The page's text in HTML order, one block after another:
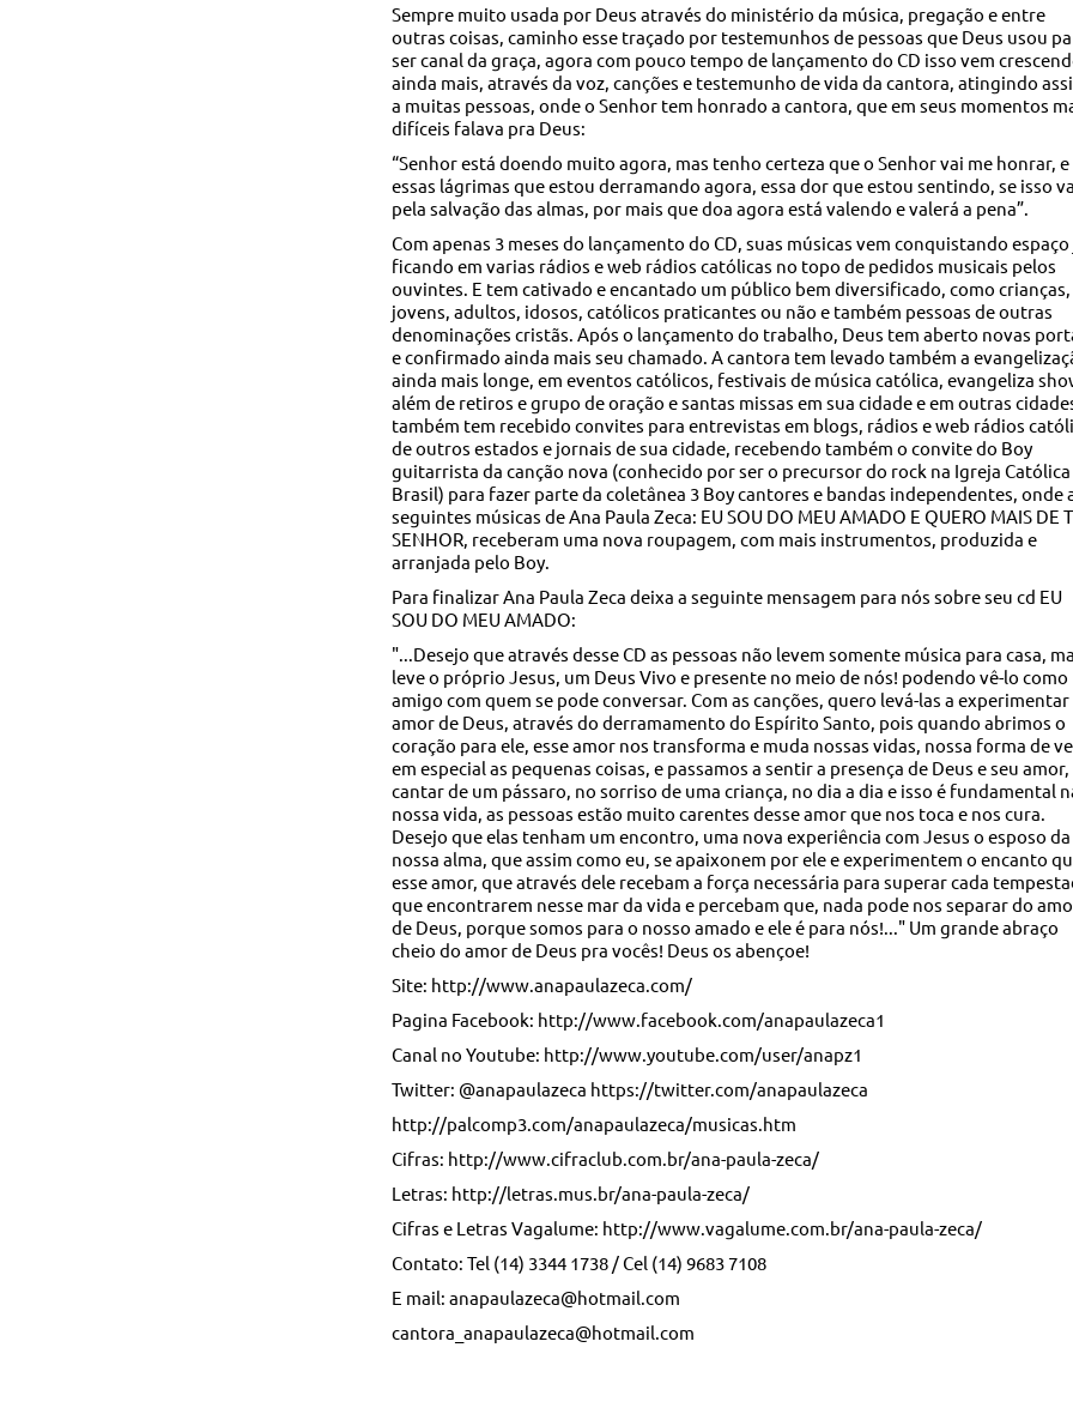
Sempre muito usada por Deus através do ministério da música, pregação e entre
outras coisas, caminho esse traçado por testemunhos de pessoas que Deus usou
ser canal da graça, agora com pouco tempo de lançamento do CD isso vem
ainda mais, através da voz, canções e testemunho de vida da cantora, atingindo
a muitas pessoas, onde o Senhor tem honrado a cantora, que em seus momentos
difíceis falava pra Deus:
“Senhor está doendo muito agora, mas tenho certeza que o Senhor vai me honrar, e
essas lágrimas que estou derramando agora, essa dor que estou sentindo, se isso
pela salvação das almas, por mais que doa agora está valendo e valerá a pena”.
Com apenas 3 meses do lançamento do CD, suas músicas vem conquistando espaço
ficando em varias rádios e web rádios católicas no topo de pedidos musicais pelos
ouvintes. E tem cativado e encantado um público bem diversificado, como crianças,
jovens, adultos, idosos, católicos praticantes ou não e também pessoas de outras
denominações cristãs. Após o lançamento do trabalho, Deus tem aberto novas
e confirmado ainda mais seu chamado. A cantora tem levado também a
ainda mais longe, em eventos católicos, festivais de música católica, evangeliza
além de retiros e grupo de oração e santas missas em sua cidade e em outras
também tem recebido convites para entrevistas em blogs, rádios e web rádios
de outros estados e jornais de sua cidade, recebendo também o convite do Boy
guitarrista da canção nova (conhecido por ser o precursor do rock na Igreja
Brasil) para fazer parte da coletânea 3 Boy cantores e bandas independentes, onde
seguintes músicas de Ana Paula Zeca: EU SOU DO MEU AMADO E QUERO MAIS DE
SENHOR, receberam uma nova roupagem, com mais instrumentos, produzida e
arranjada pelo Boy.
Para finalizar Ana Paula Zeca deixa a seguinte mensagem para nós sobre seu cd EU
SOU DO MEU AMADO:
"...Desejo que através desse CD as pessoas não levem somente música para casa,
leve o próprio Jesus, um Deus Vivo e presente no meio de nós! podendo vê-lo como
amigo com quem se pode conversar. Com as canções, quero levá-las a experimentar
amor de Deus, através do derramamento do Espírito Santo, pois quando abrimos o
coração para ele, esse amor nos transforma e muda nossas vidas, nossa forma de
em especial as pequenas coisas, e passamos a sentir a presença de Deus e seu
cantar de um pássaro, no sorriso de uma criança, no dia a dia e isso é fundamental
nossa vida, as pessoas estão muito carentes desse amor que nos toca e nos cura.
Desejo que elas tenham um encontro, uma nova experiência com Jesus o esposo da
nossa alma, que assim como eu, se apaixonem por ele e experimentem o encanto
esse amor, que através dele recebam a força necessária para superar cada
que encontrarem nesse mar da vida e percebam que, nada pode nos separar do
de Deus, porque somos para o nosso amado e ele é para nós!..." Um grande abraço
cheio do amor de Deus pra vocês! Deus os abençoe!
Site: http://www.anapaulazeca.com/
Pagina Facebook: http://www.facebook.com/anapaulazeca1
Canal no Youtube: http://www.youtube.com/user/anapz1
Twitter: @anapaulazeca https://twitter.com/anapaulazeca
http://palcomp3.com/anapaulazeca/musicas.htm
Cifras: http://www.cifraclub.com.br/ana-paula-zeca/
Letras: http://letras.mus.br/ana-paula-zeca/
Cifras e Letras Vagalume: http://www.vagalume.com.br/ana-paula-zeca/
Contato: Tel (14) 3344 1738 / Cel (14) 9683 7108
E mail: anapaulazeca@hotmail.com
cantora_anapaulazeca@hotmail.com